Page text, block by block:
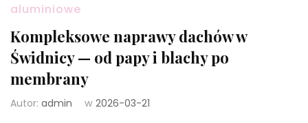
aluminiowe
Kompleksowe naprawy dachów w
Świdnicy — od papy i blachy po
membrany
Autor: admin w 2026-03-21